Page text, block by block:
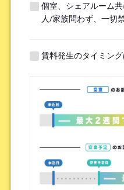
※無職の方は無しとご記入くだ
提携機関 ※以下の提携機関に
ボーダレスハウスを知
検索エンジン（
広告を見て（Google
物件ポータルサイト
個室、シェアルーム
人/家族問わず、一切
賃料発生のタイミング